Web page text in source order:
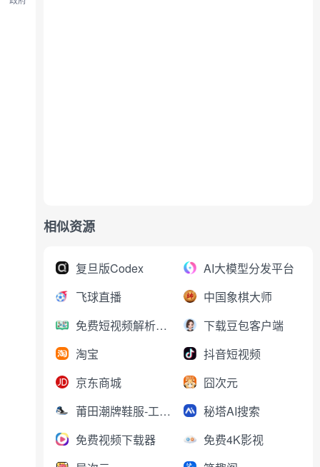
相似资源
复旦版Codex
AI大模型分发平台
飞球直播
中国象棋大师
免费短视频解析下载
下载豆包客户端
淘宝
抖音短视频
京东商城
囧次元
莆田潮牌鞋服-工厂直销
秘塔AI搜索
免费视频下载器
免费4K影视